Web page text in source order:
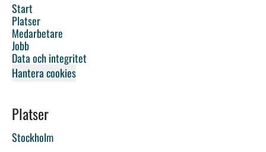
Start
Platser
Medarbetare
Jobb
Data och integritet
Hantera cookies
Platser
Stockholm